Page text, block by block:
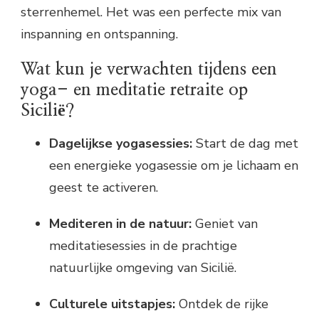
sterrenhemel. Het was een perfecte mix van
inspanning en ontspanning.
Wat kun je verwachten tijdens een
yoga- en meditatie retraite op
Sicilië?
Dagelijkse yogasessies: Start de dag met
een energieke yogasessie om je lichaam en
geest te activeren.
Mediteren in de natuur: Geniet van
meditatiesessies in de prachtige
natuurlijke omgeving van Sicilië.
Culturele uitstapjes: Ontdek de rijke